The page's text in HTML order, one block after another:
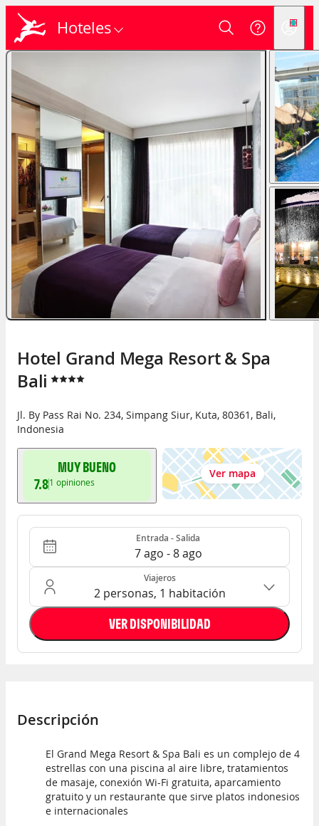
Hoteles
Hotel Grand Mega Resort & Spa
Bali
Jl. By Pass Rai No. 234, Simpang Siur, Kuta, 80361 , Bali,
Indonesia
MUY BUENO
7.81 opiniones
Ver mapa
Entrada - Salida Entrada - Salida
7 ago - 8 ago
Ocupación: 2 personas, 1 habitación
Viajeros
2 personas, 1 habitación
VER DISPONIBILIDAD
Descripción
El Grand Mega Resort & Spa Bali es un complejo de 4
estrellas con una piscina al aire libre, tratamientos
de masaje, conexión Wi-Fi gratuita, aparcamiento
gratuito y un restaurante que sirve platos indonesios
e internacionales